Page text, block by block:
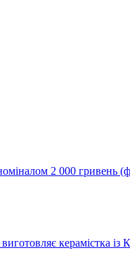
2 000 гривень
керамістка